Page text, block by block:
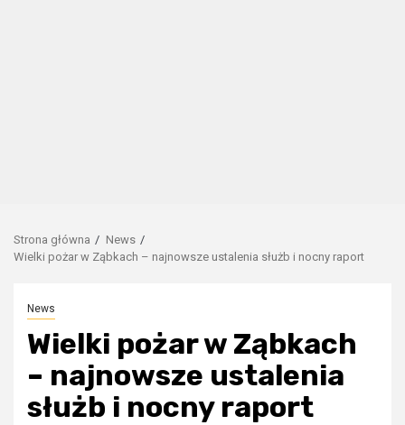
Strona główna
News
Wielki pożar w Ząbkach – najnowsze ustalenia służb i nocny raport
News
Wielki pożar w Ząbkach
– najnowsze ustalenia
służb i nocny raport